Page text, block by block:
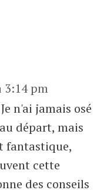
3:14 pm
n'ai jamais osé
départ, mais
fantastique,
cette
des conseils